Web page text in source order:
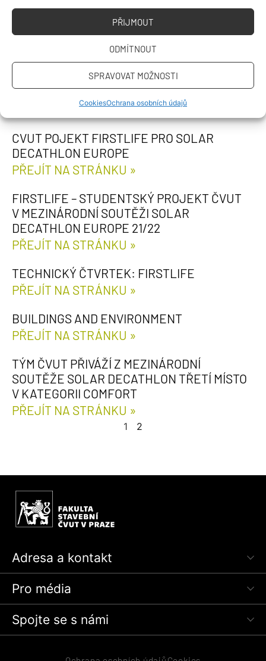
PŘIJMOUT
ODMÍTNOUT
SPRAVOVAT MOŽNOSTI
CookiesOchrana osobních údajů
SOUTĚŽNÍ OBJEKT FIRSTLIFE
PŘEJÍT NA STRÁNKU »
TISKOVÁ ZPRÁVA ČVUT – POJEKT FIRSTLIFE,
SOLAR DECATHLON EUROPE – PŘEDÁNÍ
OBJEKTU POROTĚ
PŘEJÍT NA STRÁNKU »
CVUT POJEKT FIRSTLIFE PRO SOLAR
DECATHLON EUROPE
PŘEJÍT NA STRÁNKU »
FIRSTLIFE – STUDENTSKÝ PROJEKT ČVUT
V MEZINÁRODNÍ SOUTĚŽI SOLAR
DECATHLON EUROPE 21/22
PŘEJÍT NA STRÁNKU »
TECHNICKÝ ČTVRTEK: FIRSTLIFE
PŘEJÍT NA STRÁNKU »
BUILDINGS AND ENVIRONMENT
PŘEJÍT NA STRÁNKU »
TÝM ČVUT PŘIVÁŽÍ Z MEZINÁRODNÍ
SOUTĚŽE SOLAR DECATHLON TŘETÍ MÍSTO
V KATEGORII COMFORT
PŘEJÍT NA STRÁNKU »
1 2
Adresa a kontakt
Pro média
Spojte se s námi